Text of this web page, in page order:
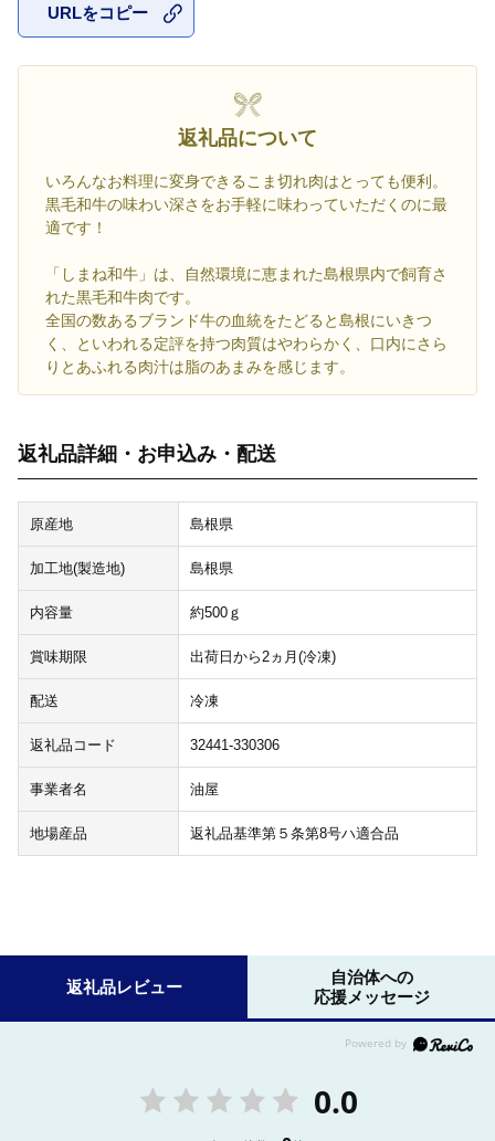
URLをコピー
返礼品について
いろんなお料理に変身できるこま切れ肉はとっても便利。
黒毛和牛の味わい深さをお手軽に味わっていただくのに最
適です！
「しまね和牛」は、自然環境に恵まれた島根県内で飼育さ
れた黒毛和牛肉です。
全国の数あるブランド牛の血統をたどると島根にいきつ
く、といわれる定評を持つ肉質はやわらかく、口内にさら
りとあふれる肉汁は脂のあまみを感じます。
返礼品詳細・お申込み・配送
原産地 島根県
加工地(製造地) 島根県
内容量 約500ｇ
賞味期限 出荷日から2ヵ月(冷凍)
配送 冷凍
返礼品コード 32441-330306
事業者名 油屋
地場産品 返礼品基準第５条第8号ハ適合品
返礼品レビュー
自治体への
応援メッセージ
0.0